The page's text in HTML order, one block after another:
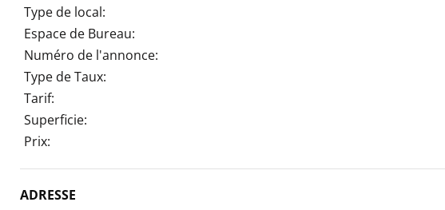
Type de local:
Espace de Bureau:
Numéro de l'annonce:
Type de Taux:
Tarif:
Superficie:
Prix:
ADRESSE